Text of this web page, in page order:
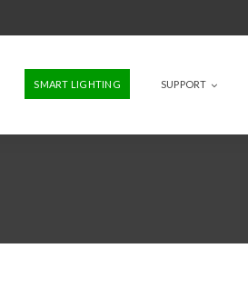
SMART LIGHTING SUPPORT